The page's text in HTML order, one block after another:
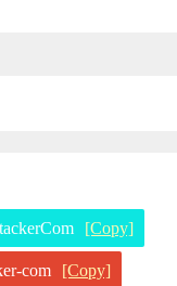
[Copy]
com [Copy]